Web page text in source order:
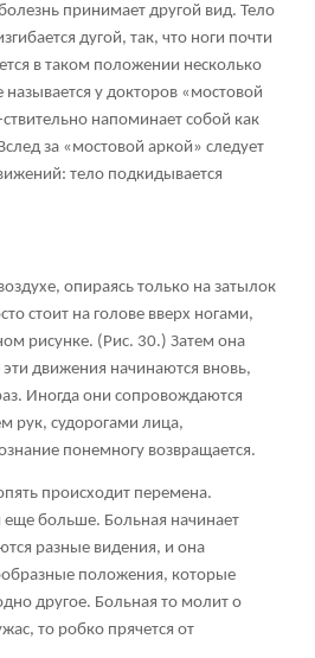
принимает другой вид. Тело
дугой, так, что ноги почти
в таком положении несколько
у докторов «мостовой
напоминает собой как
за «мостовой аркой» следует
тело подкидывается
опираясь только на затылок
стоит на голове вверх ногами,
рисунке. (Рис. 30.) Затем она
эти движения начинаются вновь,
Иногда они сопровождаются
рук, судорогами лица,
понемногу возвращается.
происходит перемена.
еще больше. Больная начинает
разные видения, и она
положения, которые
другое. Больная то молит о
то робко прячется от